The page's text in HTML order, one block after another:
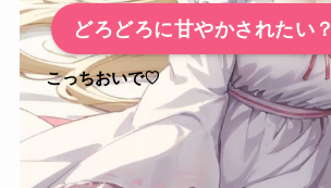
どろどろに甘やかされたい？
こっちおいで♡